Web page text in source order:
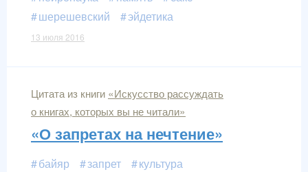
шерешевский
эйдетика
13 июля 2016
Цитата из книги «Искусство рассуждать
о книгах, которых вы не читали»
«О запретах на нечтение»
байяр запрет
культура